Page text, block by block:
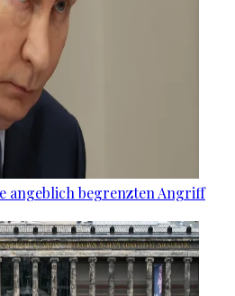
angeblich begrenzten Angriff